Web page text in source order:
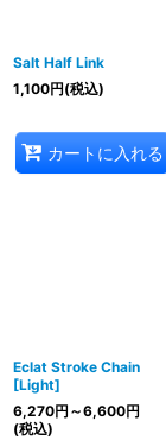
Salt Half Link
1,100円(税込)
カートに入れる
Eclat Stroke Chain
[Light]
6,270円 ～6,600円
(税込)